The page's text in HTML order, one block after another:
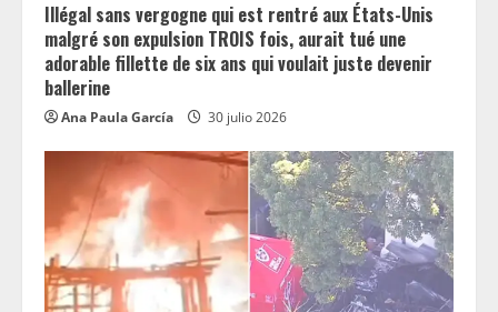
Illégal sans vergogne qui est rentré aux États-Unis
malgré son expulsion TROIS fois, aurait tué une
adorable fillette de six ans qui voulait juste devenir
ballerine
Ana Paula García 30 julio 2026